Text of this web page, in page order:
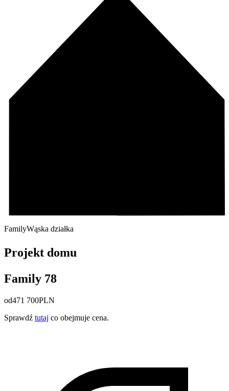
FamilyWąska działka
Projekt domu
Family 78
od471 700PLN
Sprawdź tutaj co obejmuje cena.